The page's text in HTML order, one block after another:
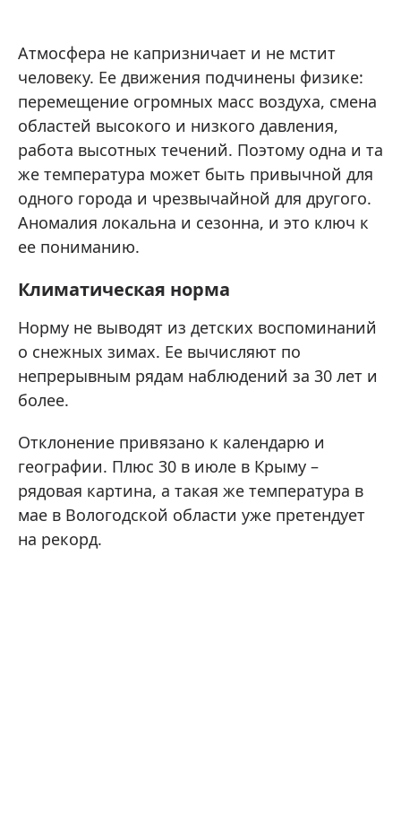
Атмосфера не капризничает и не мстит
человеку. Ее движения подчинены физике:
перемещение огромных масс воздуха, смена
областей высокого и низкого давления,
работа высотных течений. Поэтому одна и та
же температура может быть привычной для
одного города и чрезвычайной для другого.
Аномалия локальна и сезонна, и это ключ к
ее пониманию.
Климатическая норма
Норму не выводят из детских воспоминаний
о снежных зимах. Ее вычисляют по
непрерывным рядам наблюдений за 30 лет и
более.
Отклонение привязано к календарю и
географии. Плюс 30 в июле в Крыму –
рядовая картина, а такая же температура в
мае в Вологодской области уже претендует
на рекорд.